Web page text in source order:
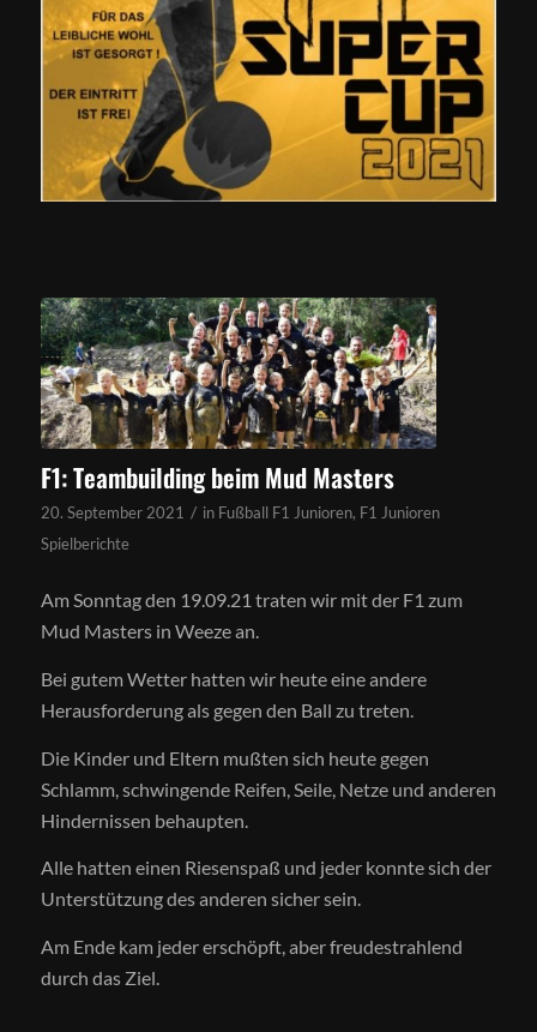
F1: Teambuilding beim Mud Masters
20. September 2021 / in Fußball F1 Junioren, F1 Junioren
Spielberichte
Am Sonntag den 19.09.21 traten wir mit der F1 zum
Mud Masters in Weeze an.
Bei gutem Wetter hatten wir heute eine andere
Herausforderung als gegen den Ball zu treten.
Die Kinder und Eltern mußten sich heute gegen
Schlamm, schwingende Reifen, Seile, Netze und anderen
Hindernissen behaupten.
Alle hatten einen Riesenspaß und jeder konnte sich der
Unterstützung des anderen sicher sein.
Am Ende kam jeder erschöpft, aber freudestrahlend
durch das Ziel.